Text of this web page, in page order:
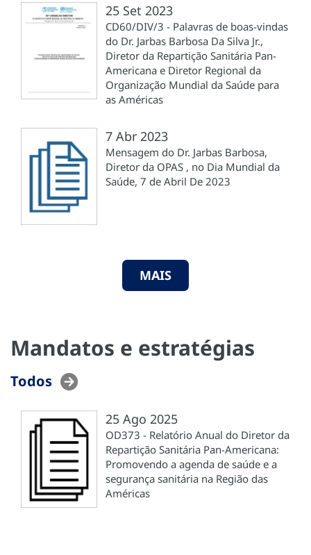
25 Set 2023
CD60/DIV/3 - Palavras de boas-vindas
do Dr. Jarbas Barbosa Da Silva Jr.,
Diretor da Repartição Sanitária Pan-
Americana e Diretor Regional da
Organização Mundial da Saúde para
as Américas
7 Abr 2023
Mensagem do Dr. Jarbas Barbosa,
Diretor da OPAS , no Dia Mundial da
Saúde, 7 de Abril De 2023
MAIS
Mandatos e estratégias
Todos
25 Ago 2025
OD373 - Relatório Anual do Diretor da
Repartição Sanitária Pan-Americana:
Promovendo a agenda de saúde e a
segurança sanitária na Região das
Américas